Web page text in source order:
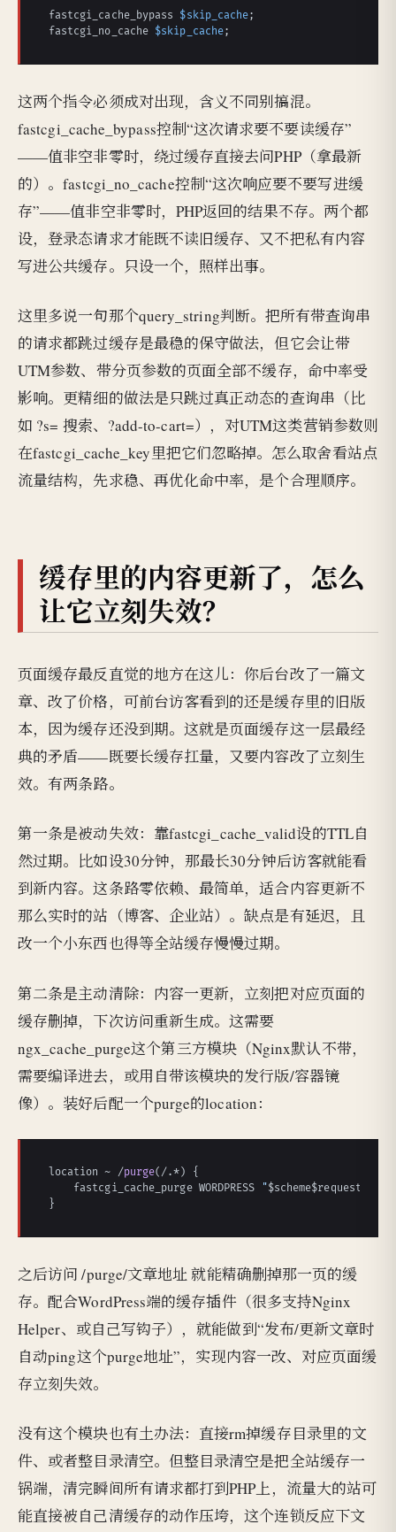
fastcgi_cache_bypass $skip_cache;
fastcgi_no_cache $skip_cache;
这两个指令必须成对出现，含义不同别搞混。
fastcgi_cache_bypass控制“这次请求要不要读缓存”
——值非空非零时，绕过缓存直接去问PHP（拿最新
的）。fastcgi_no_cache控制“这次响应要不要写进缓
存”——值非空非零时，PHP返回的结果不存。两个都
设，登录态请求才能既不读旧缓存、又不把私有内容
写进公共缓存。只设一个，照样出事。
这里多说一句那个query_string判断。把所有带查询串
的请求都跳过缓存是最稳的保守做法，但它会让带
UTM参数、带分页参数的页面全部不缓存，命中率受
影响。更精细的做法是只跳过真正动态的查询串（比
如 ?s= 搜索、?add-to-cart=），对UTM这类营销参数则
在fastcgi_cache_key里把它们忽略掉。怎么取舍看站点
流量结构，先求稳、再优化命中率，是个合理顺序。
缓存里的内容更新了，怎么
让它立刻失效？
页面缓存最反直觉的地方在这儿：你后台改了一篇文
章、改了价格，可前台访客看到的还是缓存里的旧版
本，因为缓存还没到期。这就是页面缓存这一层最经
典的矛盾——既要长缓存扛量，又要内容改了立刻生
效。有两条路。
第一条是被动失效：靠fastcgi_cache_valid设的TTL自
然过期。比如设30分钟，那最长30分钟后访客就能看
到新内容。这条路零依赖、最简单，适合内容更新不
那么实时的站（博客、企业站）。缺点是有延迟，且
改一个小东西也得等全站缓存慢慢过期。
第二条是主动清除：内容一更新，立刻把对应页面的
缓存删掉，下次访问重新生成。这需要
ngx_cache_purge这个第三方模块（Nginx默认不带，
需要编译进去，或用自带该模块的发行版/容器镜
像）。装好后配一个purge的location：
location ~ /purge(/.*) {
    fastcgi_cache_purge WORDPRESS
"$scheme
}
之后访问 /purge/文章地址 就能精确删掉那一页的缓
存。配合WordPress端的缓存插件（很多支持Nginx
Helper、或自己写钩子），就能做到“发布/更新文章时
自动ping这个purge地址”，实现内容一改、对应页面缓
存立刻失效。
没有这个模块也有土办法：直接rm掉缓存目录里的文
件、或者整目录清空。但整目录清空是把全站缓存一
锅端，清完瞬间所有请求都打到PHP上，流量大的站可
能直接被自己清缓存的动作压垮，这个连锁反应下文